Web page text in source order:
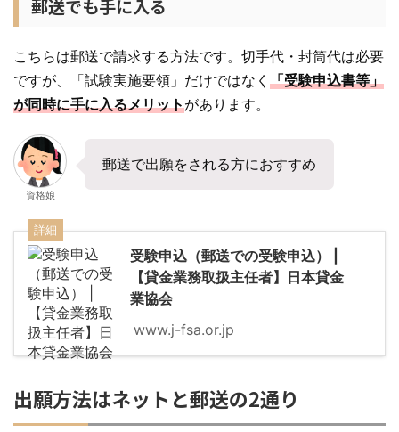
郵送でも手に入る
こちらは郵送で請求する方法です。切手代・封筒代は必要
ですが、「試験実施要領」だけではなく 「受験申込書等」
が同時に手に入るメリットがあります。
資格娘
郵送で出願をされる方におすすめ
詳細
受験申込（郵送での受験申込） |
【貸金業務取扱主任者】日本貸金
業協会
www.j-fsa.or.jp
出願方法はネットと郵送の2通り